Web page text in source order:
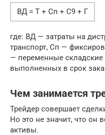
ВД = Т + Сп + С9 + Г
где: ВД — затраты на
транспорт, Сп —
— переменные
выполненных в срок
Чем занимается
Трейдер совершает
Но это не значит, что он
активы.